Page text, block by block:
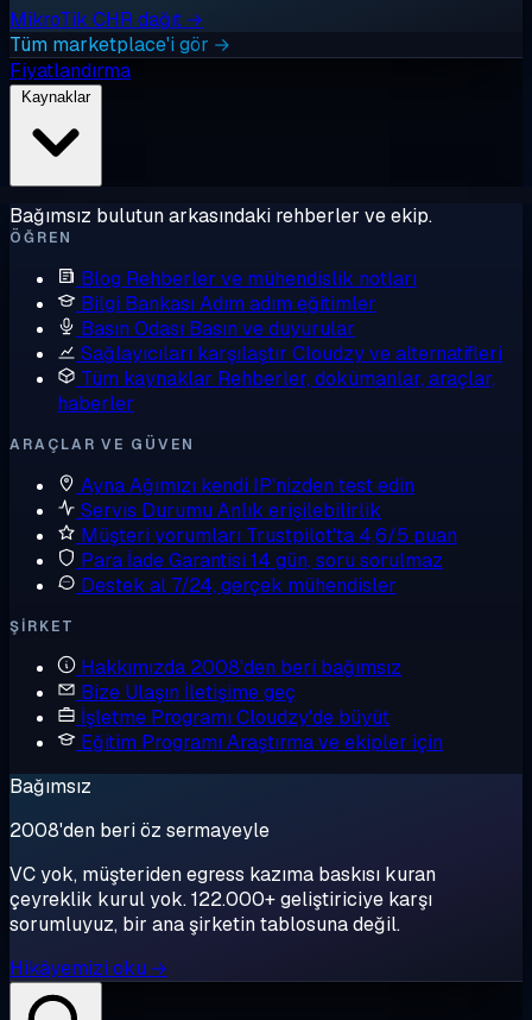
MikroTik CHR dağıt →
Tüm marketplace'i gör →
Fiyatlandırma
Kaynaklar
Bağımsız bulutun arkasındaki rehberler ve ekip.
ÖĞREN
Blog Rehberler ve mühendislik notları
Bilgi Bankası Adım adım eğitimler
Basın Odası Basın ve duyurular
Sağlayıcıları karşılaştır Cloudzy ve alternatifleri
Tüm kaynaklar Rehberler, dokümanlar, araçlar,
haberler
ARAÇLAR VE GÜVEN
AynaAğımızı kendi IP'nizden test edin
Servis Durumu Anlık erişilebilirlik
Müşteri yorumları Trustpilot'ta 4,6/5 puan
Para İade Garantisi 14 gün, soru sorulmaz
Destek al 7/24, gerçek mühendisler
ŞIRKET
Hakkımızda 2008'den beri bağımsız
Bize Ulaşın İletişime geç
İşletme Programı Cloudzy'de büyüt
Eğitim Programı Araştırma ve ekipler için
Bağımsız
2008'den beri öz sermayeyle
VC yok, müşteriden egress kazıma baskısı kuran
çeyreklik kurul yok. 122.000+ geliştiriciye karşı
sorumluyuz, bir ana şirketin tablosuna değil.
Hikâyemizi oku →